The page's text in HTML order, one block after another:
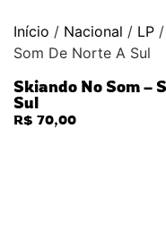
Início / Nacional / LP
Som De Norte A Sul
Skiando No Som –
Sul
R$ 70,00